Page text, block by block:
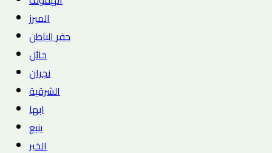
المبرز
حفر الباطن
حائل
نجران
الشرقية
ابها
ينبع
الخبر